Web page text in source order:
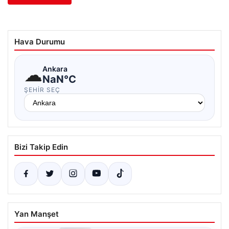
Hava Durumu
☁Ankara
NaN°C
ŞEHIR SEÇ
Bizi Takip Edin
Yan Manşet